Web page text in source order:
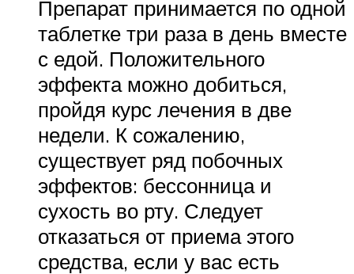
Препарат принимается по одной
таблетке три раза в день вместе
с едой. Положительного
эффекта можно добиться,
пройдя курс лечения в две
недели. К сожалению,
существует ряд побочных
эффектов: бессонница и
сухость во рту. Следует
отказаться от приема этого
средства, если у вас есть